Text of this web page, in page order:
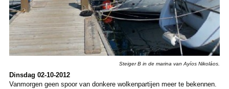
Steiger B in de marina van Ayíos Nikoláos.
Dinsdag 02-10-2012
Vanmorgen geen spoor van donkere wolkenpartijen meer te bekennen.